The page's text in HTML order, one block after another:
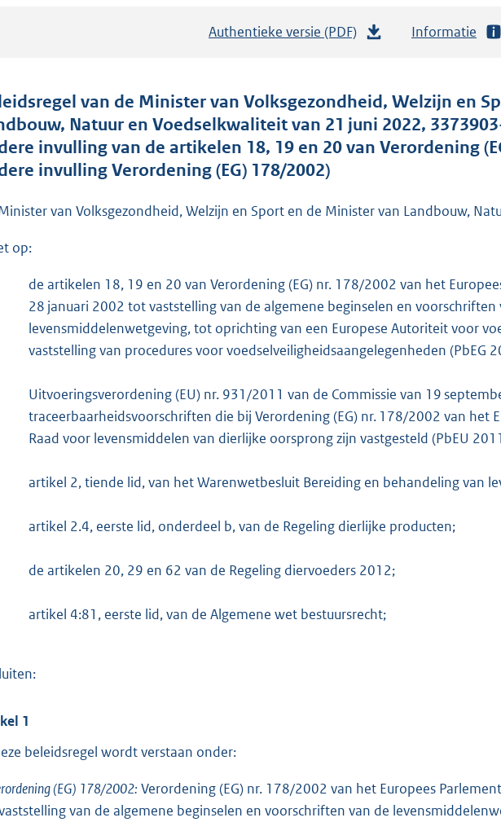
Authentieke versie (PDF)
t
a
n
g
t
e
:
Informatie
van de Minister van Volksgezondheid, Welzijn en
Natuur en Voedselkwaliteit van 21 juni 2022,
invulling van de artikelen 18, 19 en 20 van Verordening
invulling Verordening (EG) 178/2002)
van Volksgezondheid, Welzijn en Sport en de Minister van Landbouw,
op:
de artikelen 18, 19 en 20 van Verordening (EG) nr. 178/2002 van het
28 januari 2002 tot vaststelling van de algemene beginselen en voorschriften
levensmiddelenwetgeving, tot oprichting van een Europese Autoriteit voor
vaststelling van procedures voor voedselveiligheidsaangelegenheden (PbEG
Uitvoeringsverordening (EU) nr. 931/2011 van de Commissie van 19
traceerbaarheidsvoorschriften die bij Verordening (EG) nr. 178/2002 van het
Raad voor levensmiddelen van dierlijke oorsprong zijn vastgesteld (PbEU
artikel 2, tiende lid, van het Warenwetbesluit Bereiding en behandeling van
artikel 2.4, eerste lid, onderdeel b, van de Regeling dierlijke producten;
de artikelen 20, 29 en 62 van de Regeling diervoeders 2012;
artikel 4:81, eerste lid, van de Algemene wet bestuursrecht;
1
beleidsregel wordt verstaan onder:
(EG) 178/2002: Verordening (EG) nr. 178/2002 van het Europees
van de algemene beginselen en voorschriften van de